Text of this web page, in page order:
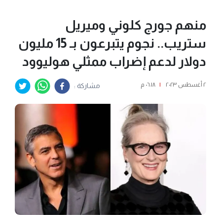
منهم جورج كلوني وميريل
ستريب.. نجوم يتبرعون بـ 15 مليون
دولار لدعم إضراب ممثلي هوليوود
٢ أغسطس ٢٠٢٣ | ٠٦:١٨ م مشاركة :